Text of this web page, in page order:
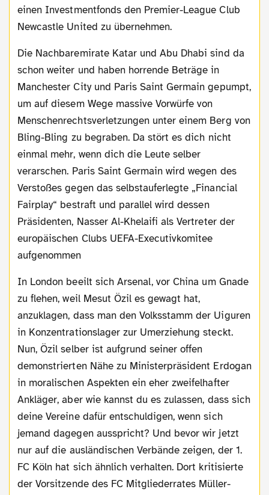
einen Investmentfonds den Premier-League Club
Newcastle United zu übernehmen.
Die Nachbaremirate Katar und Abu Dhabi sind da
schon weiter und haben horrende Beträge in
Manchester City und Paris Saint Germain gepumpt,
um auf diesem Wege massive Vorwürfe von
Menschenrechtsverletzungen unter einem Berg von
Bling-Bling zu begraben. Da stört es dich nicht
einmal mehr, wenn dich die Leute selber
verarschen. Paris Saint Germain wird wegen des
Verstoßes gegen das selbstauferlegte „Financial
Fairplay“ bestraft und parallel wird dessen
Präsidenten, Nasser Al-Khelaifi als Vertreter der
europäischen Clubs UEFA-Executivkomitee
aufgenommen
In London beeilt sich Arsenal, vor China um Gnade
zu flehen, weil Mesut Özil es gewagt hat,
anzuklagen, dass man den Volksstamm der Uiguren
in Konzentrationslager zur Umerziehung steckt.
Nun, Özil selber ist aufgrund seiner offen
demonstrierten Nähe zu Ministerpräsident Erdogan
in moralischen Aspekten ein eher zweifelhafter
Ankläger, aber wie kannst du es zulassen, dass sich
deine Vereine dafür entschuldigen, wenn sich
jemand dagegen ausspricht? Und bevor wir jetzt
nur auf die ausländischen Verbände zeigen, der 1.
FC Köln hat sich ähnlich verhalten. Dort kritisierte
der Vorsitzende des FC Mitgliederrates Müller-